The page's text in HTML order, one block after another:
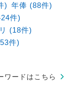
) 年俸 (88件)
件)
(18件)
件)
ワードはこちら